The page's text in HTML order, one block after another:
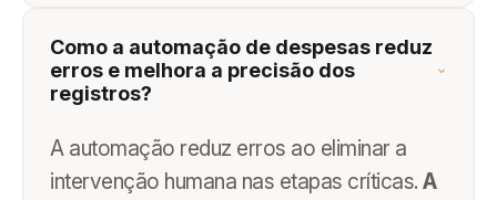
Como a automação de despesas reduz
erros e melhora a precisão dos
registros?
A automação reduz erros ao eliminar a
intervenção humana nas etapas críticas. A